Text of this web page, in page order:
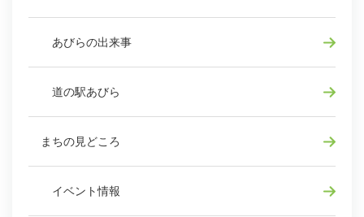
あびらの出来事
道の駅あびら
まちの見どころ
イベント情報